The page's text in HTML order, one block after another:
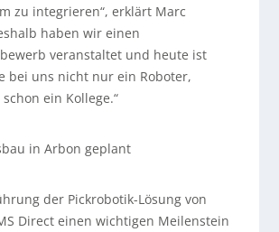
zu integrieren“, erklärt Marc
haben wir einen
veranstaltet und heute ist
bei uns nicht nur ein Roboter,
ein Kollege.“
in Arbon geplant
der Pickrobotik-Lösung von
Direct einen wichtigen Meilenstein